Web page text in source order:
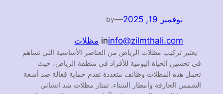
نوفمبر 19, 2025 —
by
info@zilmthali.com
in مظلات
يعتبر تركيب مظلات الرياض من العناصر الأساسية التي تساهم
في تحسين الحياة اليومية للأفراد في منطقة الرياض، حيث
تحمل هذه المظلات وظائف متعددة تقدم حماية فعالة ضد أشعة
الشمس الحارقة وأمطار الشتاء. تمتاز مظلات شد انشائي